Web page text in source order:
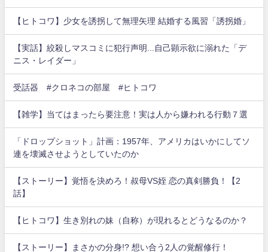
【ヒトコワ】少女を誘拐して無理矢理 結婚する風習「誘拐婚」
【実話】絞殺しマスコミに犯行声明...自己顕示欲に溺れた「デ
ニス・レイダー」
受話器 #クロネコの部屋 #ヒトコワ
【雑学】当てはまったら要注意！実は人から嫌われる行動７選
「ドロップショット」計画：1957年、アメリカはいかにしてソ
連を壊滅させようとしていたのか
【ストーリー】覚悟を決めろ！叔母VS姪 恋の真剣勝負！【2
話】
【ヒトコワ】生き別れの妹（自称）が現れるとどうなるのか？
【ストーリー】まさかの分身!? 想い合う2人の覚醒修行！